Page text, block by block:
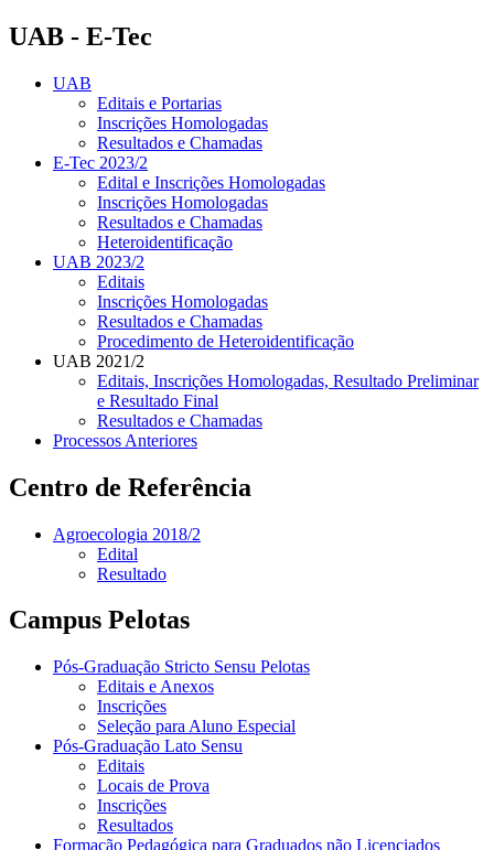
UAB - E-Tec
UAB
Editais e Portarias
Inscrições Homologadas
Resultados e Chamadas
E-Tec 2023/2
Edital e Inscrições Homologadas
Inscrições Homologadas
Resultados e Chamadas
Heteroidentificação
UAB 2023/2
Editais
Inscrições Homologadas
Resultados e Chamadas
Procedimento de Heteroidentificação
UAB 2021/2
Editais, Inscrições Homologadas, Resultado Preliminar
e Resultado Final
Resultados e Chamadas
Processos Anteriores
Centro de Referência
Agroecologia 2018/2
Edital
Resultado
Campus Pelotas
Pós-Graduação Stricto Sensu Pelotas
Editais e Anexos
Inscrições
Seleção para Aluno Especial
Pós-Graduação Lato Sensu
Editais
Locais de Prova
Inscrições
Resultados
Formação Pedagógica para Graduados não Licenciados